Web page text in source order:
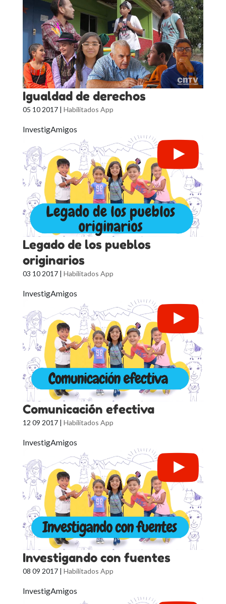
Igualdad de derechos
05 10 2017| Habilitados App
InvestigAmigos
Legado de los pueblos
originarios
03 10 2017| Habilitados App
InvestigAmigos
Comunicación efectiva
12 09 2017| Habilitados App
InvestigAmigos
Investigando con fuentes
08 09 2017| Habilitados App
InvestigAmigos